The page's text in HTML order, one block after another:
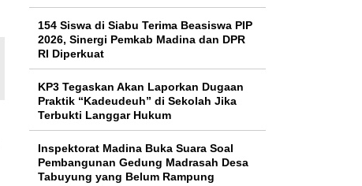
154 Siswa di Siabu Terima Beasiswa PIP
2026, Sinergi Pemkab Madina dan DPR
RI Diperkuat
KP3 Tegaskan Akan Laporkan Dugaan
Praktik “Kadeudeuh” di Sekolah Jika
Terbukti Langgar Hukum
Inspektorat Madina Buka Suara Soal
Pembangunan Gedung Madrasah Desa
Tabuyung yang Belum Rampung